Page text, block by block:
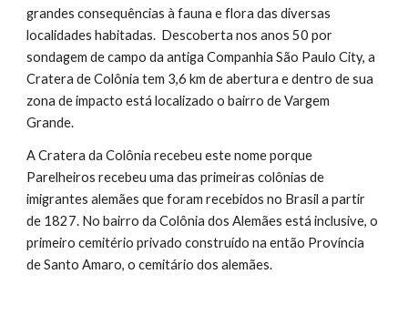
grandes consequências à fauna e flora das diversas
localidades habitadas. Descoberta nos anos 50 por
sondagem de campo da antiga Companhia São Paulo City, a
Cratera de Colônia tem 3,6 km de abertura e dentro de sua
zona de impacto está localizado o bairro de Vargem
Grande.
A Cratera da Colônia recebeu este nome porque
Parelheiros recebeu uma das primeiras colônias de
imigrantes alemães que foram recebidos no Brasil a partir
de 1827. No bairro da Colônia dos Alemães está inclusive, o
primeiro cemitério privado construído na então Província
de Santo Amaro, o cemitário dos alemães.